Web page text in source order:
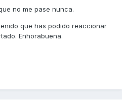
no me pase nunca.
que has podido reaccionar
Enhorabuena.